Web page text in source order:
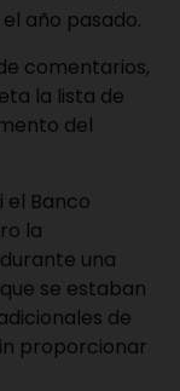
año pasado.
comentarios,
la lista de
del
el Banco
la
una
se estaban
de
proporcionar